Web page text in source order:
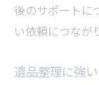
後のサポートに
い依頼につなが
遺品整理に強